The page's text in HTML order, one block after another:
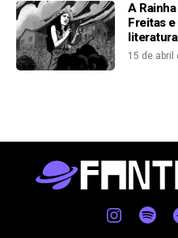
A
Freitas
15 de abril